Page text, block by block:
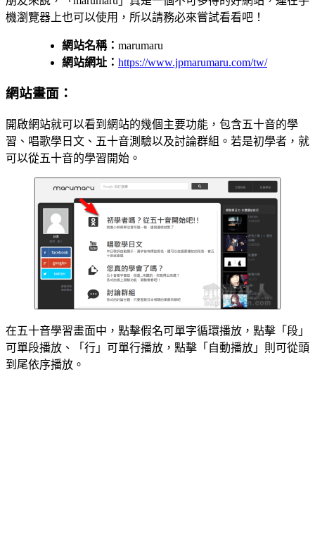
機瀏覽器上也可以使用，所以請務必來嘗試看看吧！
網站名稱： marumaru
網站網址： https://www.jpmarumaru.com/tw/
網站畫面：
開啟網站就可以看到網站的幾個主要功能，包含五十音的學
習、唱歌學日文、五十音測驗以及討論群組。若是初學者，就
可以從五十音的學習開始。
在五十音學習畫面中，點擊假名可單字循環播放，點擊「段」
可單段播放、「行」可單行播放，點擊「自動播放」則可從頭
到尾依序播放。